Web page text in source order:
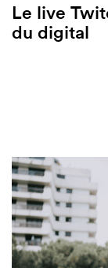
Le live
du digital